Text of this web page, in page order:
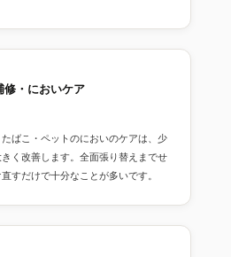
修・においケア
ばこ・ペットのにおいのケアは、少
く改善します。全面張り替えまでせ
すだけで十分なことが多いです。